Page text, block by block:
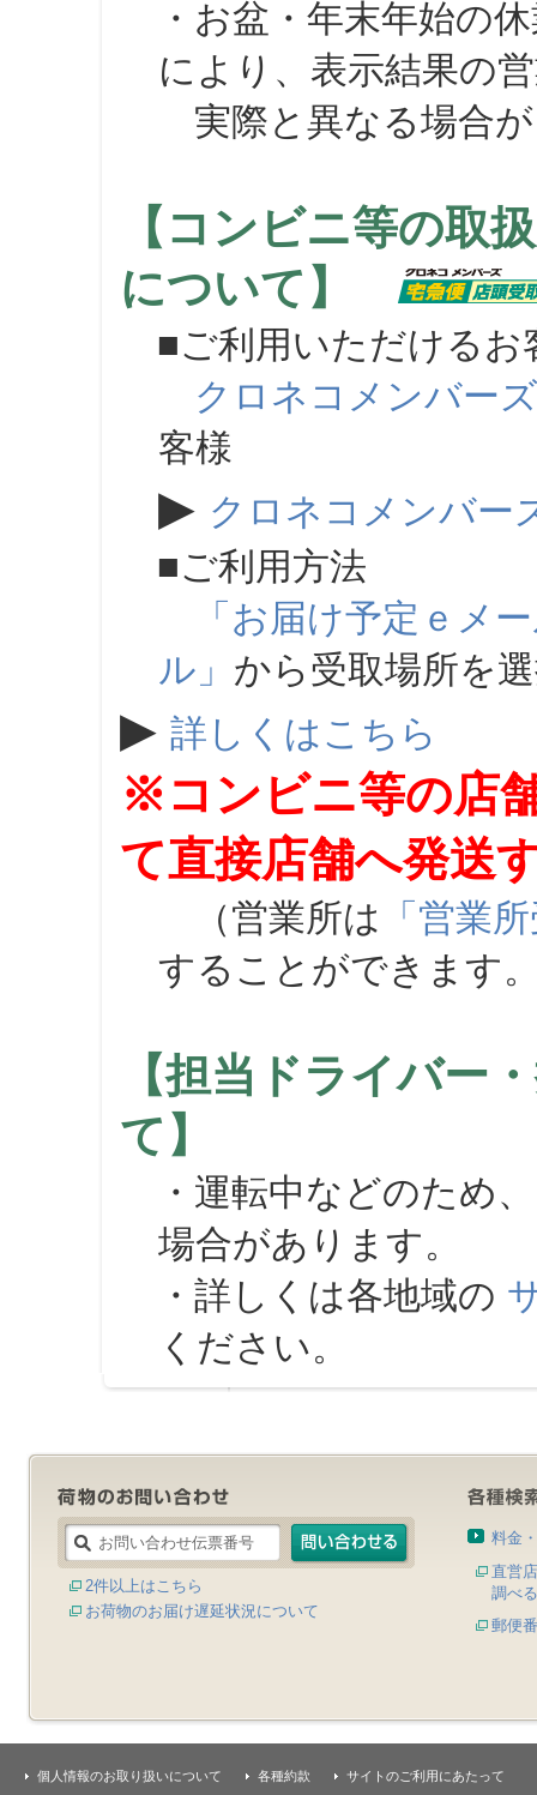
・お盆・年末年始の
により、表示結果の
実際と異なる場合が
【コンビニ等の取
について】
■ご利用いただけるお
クロネコメンバーズ
客様
▶ クロネコメンバー
■ご利用方法
「お届け予定ｅメ
ル」 から受取場所を
▶ 詳しくはこちら
※コンビニ等の店
て直接店舗へ発送
（営業所は 「営業
することができます
【担当ドライバー
て】
・運転中などのため
場合があります。
・詳しくは各地域の
ください。
2件以上はこちら
お荷物のお届け遅延状況について
料金
直営
調べる
郵便
個人情報のお取り扱いについて 各種約款 サイトのご利用にあたって